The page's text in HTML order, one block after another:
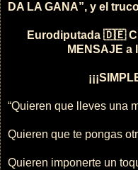
DA LA GANA”, y el
Eurodiputada 🇩🇪
MENSAJE
“Quieren que lleves una
Quieren que te pongas
Quieren imponerte un